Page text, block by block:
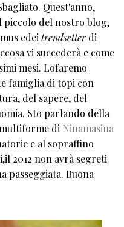
Quest'anno,
piccolo del nostro blog,
edei trendsetterdi
vi succederà e come
mesi. Lofaremo
famiglia di topi con
del sapere, del
Sto parlando della
di Ninamasina
e al sopraffino
2012 non avrà segreti
passeggiata. Buona